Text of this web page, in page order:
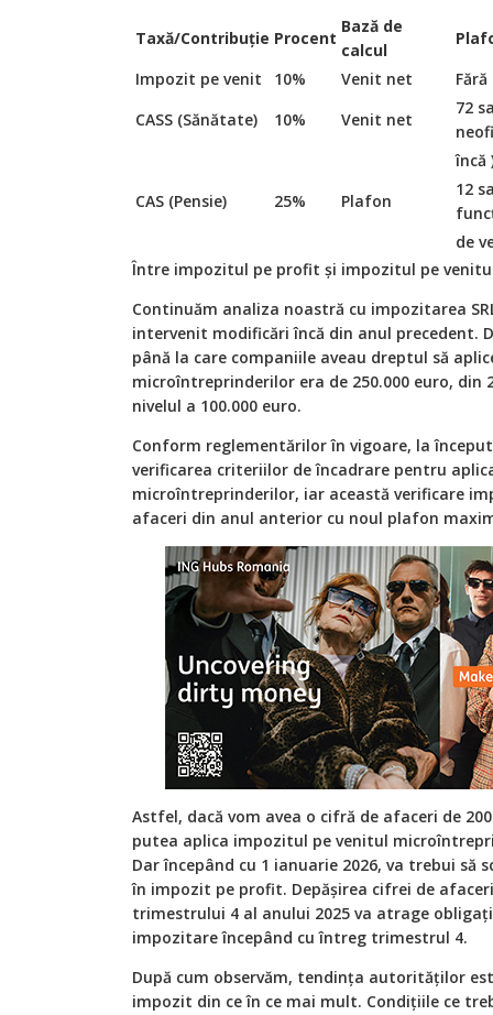
Taxă/Contribuție Procent
Bază de
calcul
Impozit pe venit
10% Venit net
CASS (Sănătate)
10% Venit net
72
încă
CAS (Pensie)
25% Plafon
12
de
Între impozitul pe profit și impozitul pe
Continuăm analiza noastră cu impozitarea
intervenit modificări încă din anul precedent.
până la care companiile aveau dreptul să
microîntreprinderilor era de 250.000 euro, din
nivelul a 100.000 euro.
Conform reglementărilor în vigoare, la
verificarea criteriilor de încadrare pentru
microîntreprinderilor, iar această verificare
afaceri din anul anterior cu noul plafon
Astfel, dacă vom avea o cifră de afaceri de
putea aplica impozitul pe venitul
Dar începând cu 1 ianuarie 2026, va trebui să
în impozit pe profit. Depășirea cifrei de
trimestrului 4 al anului 2025 va atrage
impozitare începând cu întreg trimestrul 4.
După cum observăm, tendința autorităților
impozit din ce în ce mai mult. Condițiile ce